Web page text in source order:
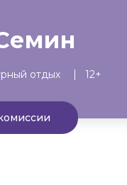
отдых 12+